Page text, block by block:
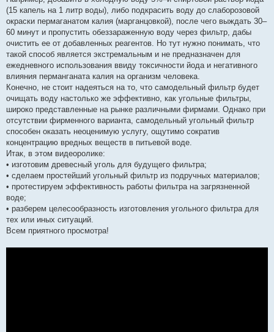
(15 капель на 1 литр воды), либо подкрасить воду до слаборозовой
окраски пермаганатом калия (марганцовкой), после чего выждать 30–
60 минут и пропустить обеззараженную воду через фильтр, дабы
очистить ее от добавленных реагентов. Но тут нужно понимать, что
такой способ является экстремальным и не предназначен для
ежедневного использования ввиду токсичности йода и негативного
влияния перманганата калия на организм человека.
Конечно, не стоит надеяться на то, что самодельный фильтр будет
очищать воду настолько же эффективно, как угольные фильтры,
широко представленные на рынке различными фирмами. Однако при
отсутствии фирменного варианта, самодельный угольный фильтр
способен оказать неоценимую услугу, ощутимо сократив
концентрацию вредных веществ в питьевой воде.
Итак, в этом видеоролике:
• изготовим древесный уголь для будущего фильтра;
• сделаем простейший угольный фильтр из подручных материалов;
• протестируем эффективность работы фильтра на загрязненной
воде;
• разберем целесообразность изготовления угольного фильтра для
тех или иных ситуаций.
Всем приятного просмотра!